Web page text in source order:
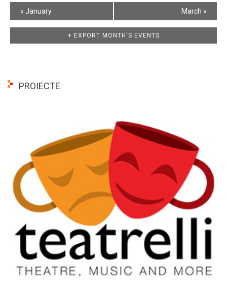
Calendar
Month
Navigation
« January March »
+ EXPORT MONTH'S EVENTS
PROIECTE